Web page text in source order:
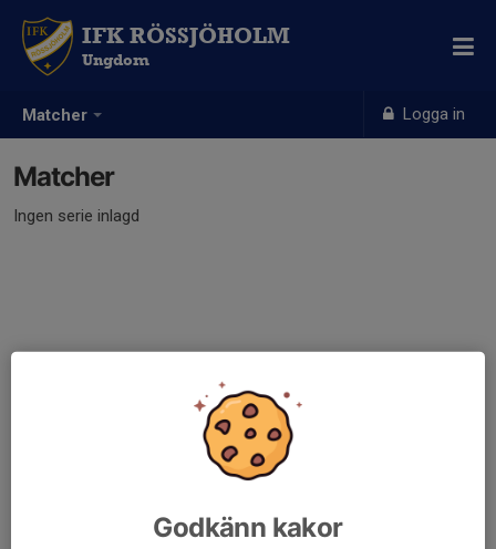
Matcher Logga in
IFK RÖSSJÖHOLM
Ungdom
Matcher
Ingen serie inlagd
Godkänn kakor